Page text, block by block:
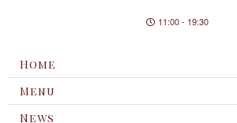
11:00 - 19:30
Home
Menu
News